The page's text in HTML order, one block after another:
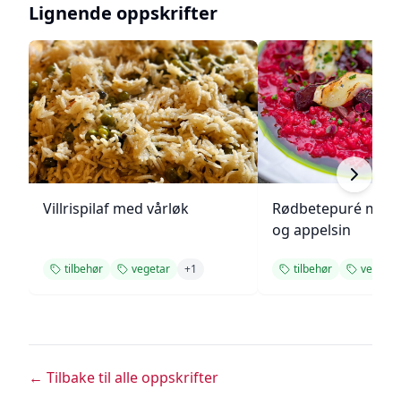
Lignende oppskrifter
Villrispilaf med vårløk
tilbehør vegetar +1
Rødbetepuré
og appelsin
tilbehør vegetar
← Tilbake til alle oppskrifter